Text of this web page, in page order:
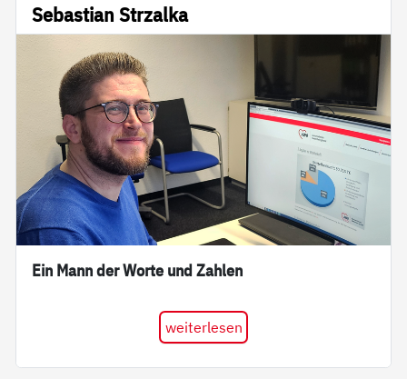
Sebastian Strzalka
Ein Mann der Worte und Zahlen
weiterlesen